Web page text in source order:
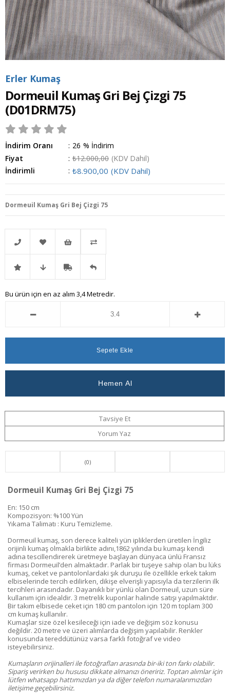
Erler Kumaş
Dormeuil Kumaş Gri Bej Çizgi 75
(D01DRM75)
İndirim Oranı : %
26
İndirim
Fiyat
: ₺12.000,00 (KDV Dahil)
İndirimli
: ₺8.900,00 (KDV Dahil)
Dormeuil Kumaş Gri Bej Çizgi 75
Telefonla
Sipariş
Favorilere
Ekle
İstek
Listeme
Karşılaştır
İndirimli Fiyat
Ver
Kargo Gelince
Bu ürün için en az alım 3,4 Metredir.
Tavsiye Et
Yorum Yaz
(0)
Dormeuil Kumaş Gri Bej Çizgi 75
En: 150 cm
Kompozisyon: %100 Yün
Yıkama Talimatı : Kuru Temizleme.
Dormeuil kumaş, son derece kaliteli yün ipliklerden üretilen İngiliz
orijinli kumaş olmakla birlikte adını,1862 yılında bu kumaşı kendi
adına tescillendirerek üretmeye başlayan dünyaca ünlü Fransız
firması Dormeuil’den almaktadır. Parlak bir tuşeye sahip olan bu lüks
kumaş, ceket ve pantolonlardaki şık duruşu ile özellikle erkek takım
elbiselerinde tercih edilirken, dikişe elverişli yapısıyla da terzilerin ilk
tercihleri arasındadır. Dayanıklı bir yünlü olan Dormeuil, uzun süre
kullanım için idealdir. 3 metrelik kuponlar halinde satışı yapılmaktdır.
Bir takım elbisede ceket için 180 cm pantolon için 120 m toplam 300
cm kumaş kullanılır.
Kumaşlar size özel kesileceği için iade ve değişim söz konusu
değildir. 20 metre ve üzeri alımlarda değişim yapılabilir. Renkler
konusunda tereddütünüz varsa farklı fotoğraf ve video
isteyebilirsiniz.
Kumaşların orijinalleri ile fotoğrafları arasında bir-iki ton farkı olabilir.
Sipariş verirken bu hususu dikkate almanızı öneririz. Toptan alımlar için
lütfen whatsapp hattımızdan ya da diğer telefon numaralarımızdan
iletişime geçebilirsiniz.